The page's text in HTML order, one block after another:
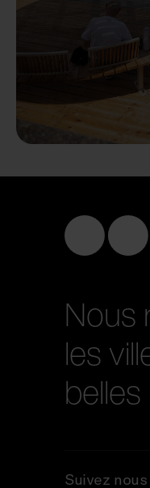
Nous
les
belles
Suivez nous